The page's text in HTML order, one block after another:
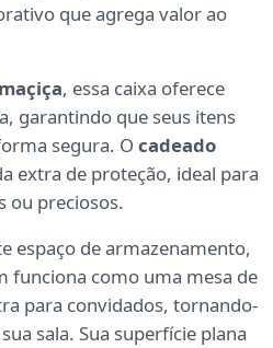
que agrega valor ao
, essa caixa oferece
garantindo que seus itens
segura. O cadeado
extra de proteção, ideal para
ou preciosos.
espaço de armazenamento,
funciona como uma mesa de
para convidados, tornando-
sala. Sua superfície plana